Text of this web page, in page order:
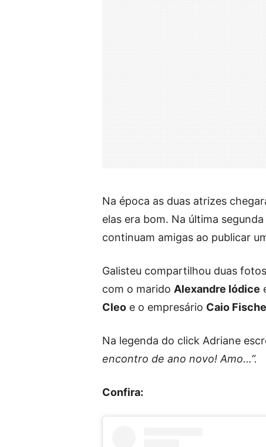
Na época as duas atrizes
elas era bom. Na última
continuam amigas ao publicar
Galisteu compartilhou duas
com o marido Alexandre Iódice
Cleo e o empresário Caio
Na legenda do click Adriane
encontro de ano novo! Amo…”.
Confira: